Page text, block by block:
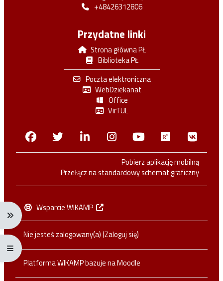
+48426312806
Przydatne linki
Strona główna PŁ
Biblioteka PŁ
Poczta elektroniczna
WebDziekanat
Office
VirTUL
FacebookTwitterLinkedinInstagram
Youtube
Pobierz aplikację mobilną
Przełącz na standardowy schemat graficzny
Wsparcie WIKAMP
Nie jesteś zalogowany(a) (Zaloguj się)
Platforma WIKAMP bazuje naMoodle
Rozwiń menu nawigacji: Ctrl + Alt + →
Rozwiń menu pełnoekranowe: Ctrl + Alt + f